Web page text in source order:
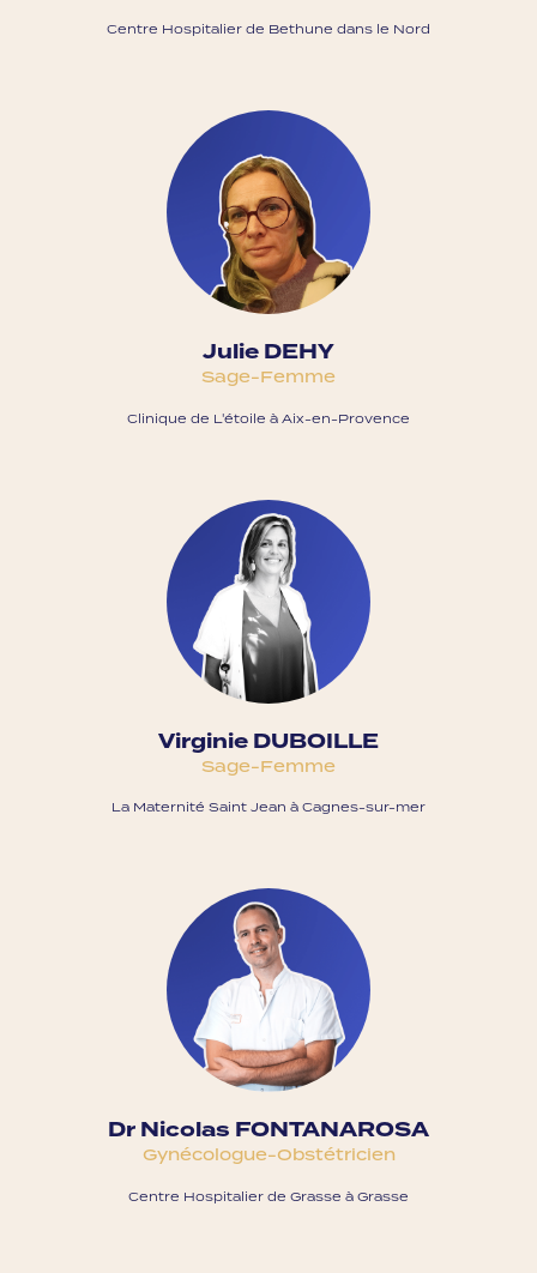
Centre Hospitalier de Bethune dans le Nord
Julie DEHY
Sage-Femme
Clinique de L'étoile à Aix-en-Provence
Virginie DUBOILLE
Sage-Femme
La Maternité Saint Jean à Cagnes-sur-mer
Dr Nicolas FONTANAROSA
Gynécologue-Obstétricien
Centre Hospitalier de Grasse à Grasse